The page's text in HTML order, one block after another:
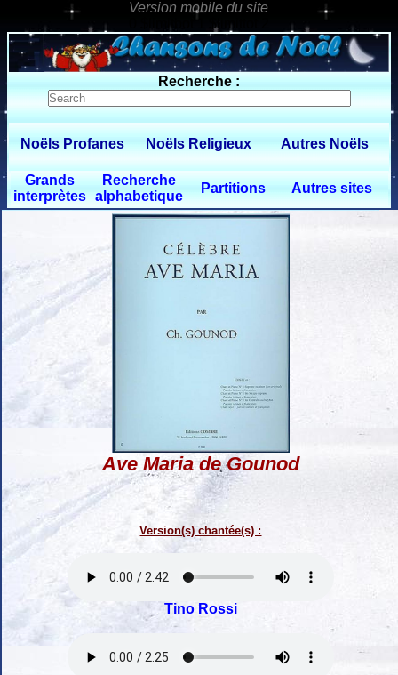
0 $limitbot 1 $limittot 2
Recherche :
Noëls Profanes Noëls Religieux Autres Noëls
Grands
interprètes
Recherche
alphabetique
Partitions Autres sites
Ave Maria de Gounod
Version(s) chantée(s) :
Tino Rossi